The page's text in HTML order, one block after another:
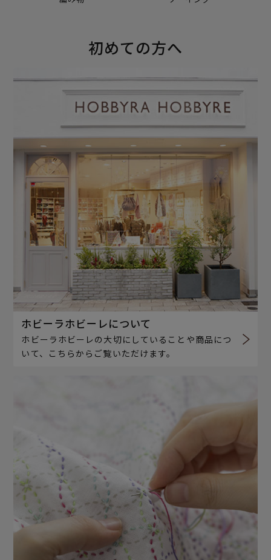
初めての方へ
ホビーラホビーレについて
ホビーラホビーレの大切にしていることや商品につ
いて、こちらからご覧いただけます。